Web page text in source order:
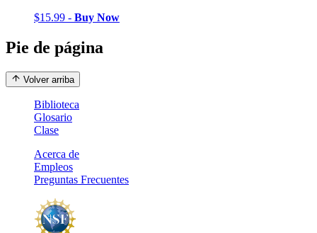
$15.99 - Buy Now
Pie de página
Volver arriba
Biblioteca
Glosario
Clase
Acerca de
Empleos
Preguntas Frecuentes